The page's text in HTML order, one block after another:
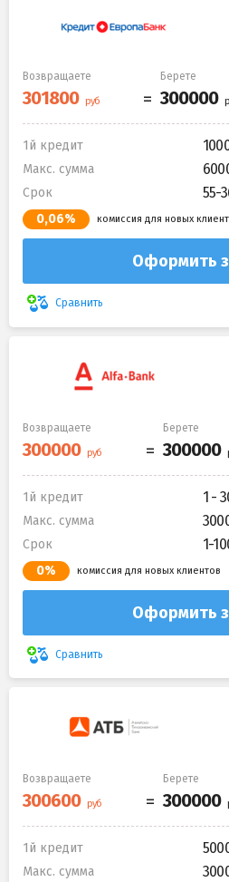
Возвращаете Берете
1й кредит
Макс. сумма
Срок 55-
0,06% комиссия для новых
Оформить
Сравнить
Возвращаете Берете
1й кредит 1 -
Макс. сумма
Срок 1-
0% комиссия для новых клиентов
Оформить
Сравнить
Возвращаете Берете
1й кредит
Макс. сумма